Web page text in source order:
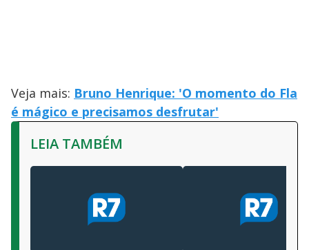
Veja mais: Bruno Henrique: 'O momento do Fla
é mágico e precisamos desfrutar'
LEIA TAMBÉM